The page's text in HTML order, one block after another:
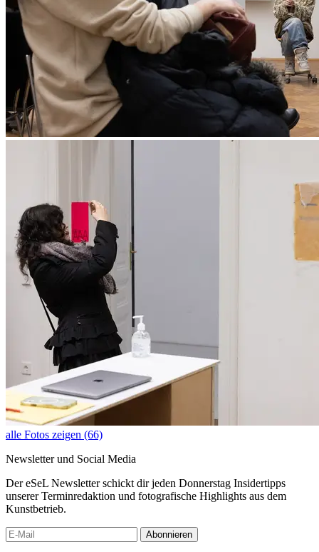
alle Fotos zeigen (66)
Newsletter und Social Media
Der eSeL Newsletter schickt dir jeden Donnerstag Insidertipps
unserer Terminredaktion und fotografische Highlights aus dem
Kunstbetrieb.
Abonnieren